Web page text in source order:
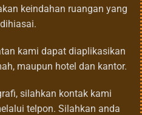
keindahan ruangan yang
kami dapat diaplikasikan
maupun hotel dan kantor.
silahkan kontak kami
telpon. Silahkan anda